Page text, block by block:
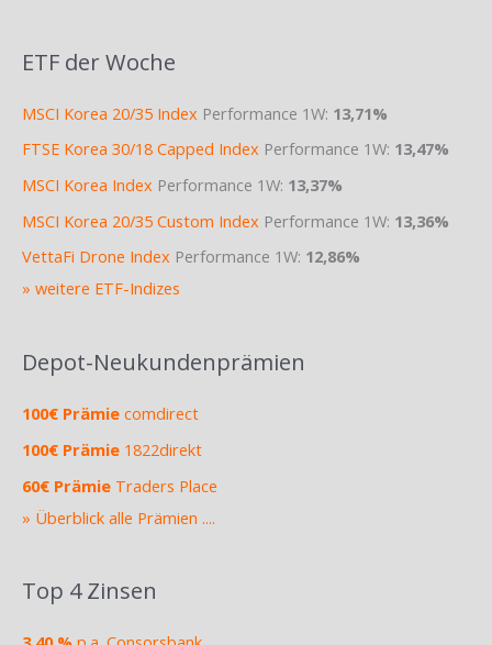
ETF der Woche
MSCI Korea 20/35 Index Performance 1W: 13,71%
FTSE Korea 30/18 Capped Index Performance 1W: 13,47%
MSCI Korea Index Performance 1W: 13,37%
MSCI Korea 20/35 Custom Index Performance 1W: 13,36%
VettaFi Drone Index Performance 1W: 12,86%
» weitere ETF-Indizes
Depot-Neukundenprämien
100€ Prämie comdirect
100€ Prämie 1822direkt
60€ Prämie Traders Place
» Überblick alle Prämien ....
Top 4 Zinsen